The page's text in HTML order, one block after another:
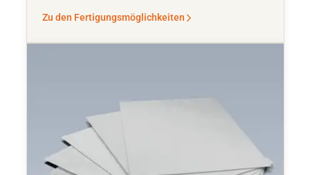
Zu den Fertigungsmöglichkeiten